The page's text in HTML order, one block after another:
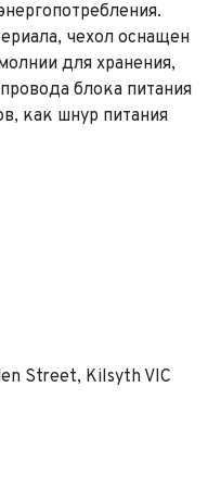
чехол оснащен
для хранения,
блока питания
как шнур питания
Street, Kilsyth VIC
Вам в рабочее